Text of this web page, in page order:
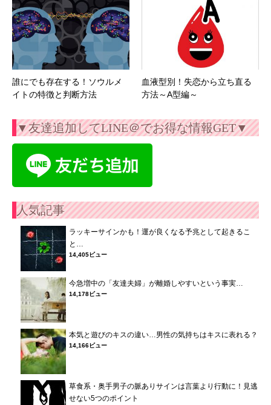
誰にでも存在する！ソウルメ
イトの特徴と判断方法
血液型別！失恋から立ち直る
方法～A型編～
▼友達追加してLINE＠でお得な情報GET▼
人気記事
ラッキーサインかも！運が良くなる予兆として起きるこ
と…
14,405ビュー
今急増中の「友達夫婦」が離婚しやすいという事実…
14,178ビュー
本気と遊びのキスの違い…男性の気持ちはキスに表れる？
14,166ビュー
草食系・奥手男子の脈ありサインは言葉より行動に！見逃
せない5つのポイント